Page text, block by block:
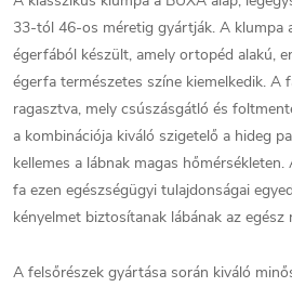
33-tól 46-os méretig gyártják. A klumpa
égerfából készült, amely ortopéd alakú,
égerfa természetes színe kiemelkedik. A
ragasztva, mely csúszásgátló és
a kombinációja kiváló szigetelő a hideg
kellemes a lábnak magas
fa ezen egészségügyi tulajdonságai
kényelmet biztosítanak lábának az egész
A felsőrészek gyártása során kiváló